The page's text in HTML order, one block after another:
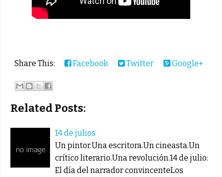
Share This: Facebook Twitter Google+
Related Posts:
14 de julios
Un pintor.Una escritora.Un cineasta.Un
crítico literario.Una revolución.14 de julio:
El día del narrador convincenteLos